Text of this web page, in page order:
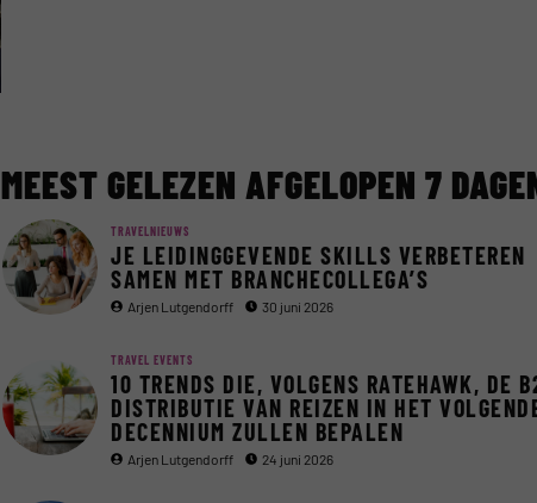
MEEST GELEZEN AFGELOPEN 7
TRAVELNIEUWS
JE LEIDINGGEVENDE SKILLS VERBETEREN
SAMEN MET BRANCHECOLLEGA’S
Arjen Lutgendorff 30 juni 2026
TRAVEL EVENTS
10 TRENDS DIE, VOLGENS RATEHAWK, DE
DISTRIBUTIE VAN REIZEN IN HET
DECENNIUM ZULLEN BEPALEN
Arjen Lutgendorff 24 juni 2026